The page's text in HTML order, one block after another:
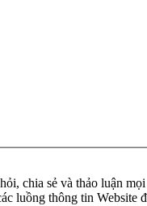
chia sẻ và thảo luận
luồng thông tin Website